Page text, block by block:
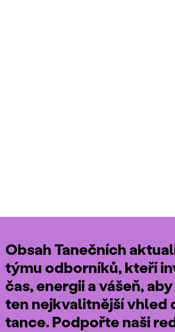
Obsah Tanečních
týmu odborníků, kteří
čas, energii a vášeň,
ten nejkvalitnější vhled
tance. Podpořte naši